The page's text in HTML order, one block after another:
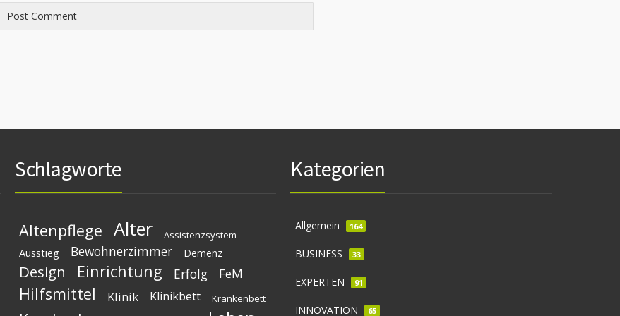
Schlagworte
Altenpflege Alter Assistenzsystem
Ausstieg Bewohnerzimmer Demenz
Design Einrichtung Erfolg FeM
Hilfsmittel Klinik Klinikbett Krankenbett
Kategorien
Allgemein 164
BUSINESS 33
EXPERTEN 91
INNOVATION 65